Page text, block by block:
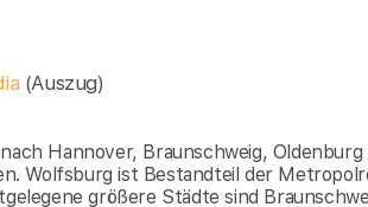
(Auszug)
Hannover, Braunschweig, Oldenburg
Wolfsburg ist Bestandteil der
größere Städte sind